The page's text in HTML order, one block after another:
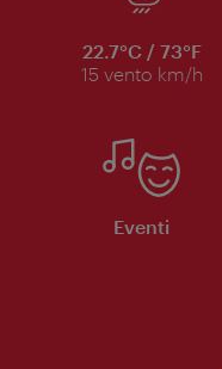
22.7°C / 73°F
15 vento km/h
Eventi